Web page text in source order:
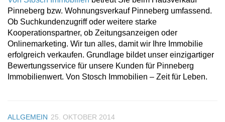
Pinneberg bzw. Wohnungsverkauf Pinneberg umfassend.
Ob Suchkundenzugriff oder weitere starke
Kooperationspartner, ob Zeitungsanzeigen oder
Onlinemarketing. Wir tun alles, damit wir Ihre Immobilie
erfolgreich verkaufen. Grundlage bildet unser einzigartiger
Bewertungsservice für unsere Kunden für Pinneberg
Immobilienwert. Von Stosch Immobilien – Zeit für Leben.
ALLGEMEIN 25. OKTOBER 2014